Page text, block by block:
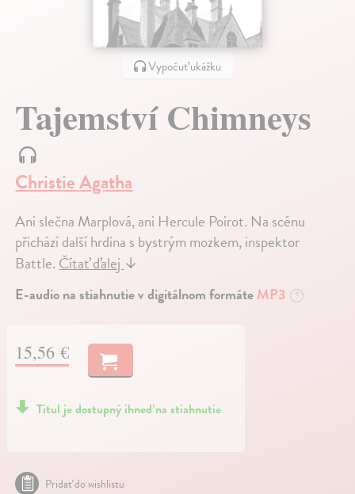
Vypočuť ukážku
Tajemství Chimneys
Christie Agatha
Ani slečna Marplová, ani Hercule Poirot. Na scénu
přichází další hrdina s bystrým mozkem, inspektor
Battle.Čítať ďalej↓
E-audio na stiahnutie v digitálnom formáteMP3 ?
15,56 €
Titul je dostupný ihneď na stiahnutie
Pridať do wishlistu